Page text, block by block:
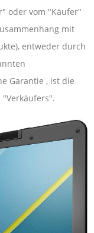
oder vom "Käufer"
mit
entweder durch
Garantie , ist die